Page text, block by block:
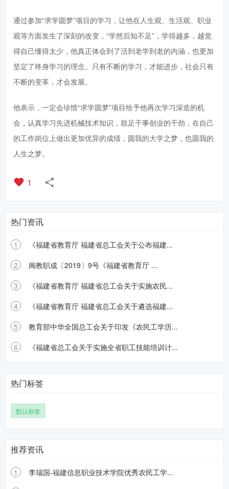
通过参加“求学圆梦”项目的学习，让他在人生观、生活观、职业
观等方面发生了深刻的改变，“学然后知不足”，学得越多，越觉
得自己懂得太少，他真正体会到了活到老学到老的内涵，也更加
坚定了终身学习的理念。只有不断的学习，才能进步，社会只有
不断的变革，才会发展。
他表示，一定会珍惜“求学圆梦”项目给予他再次学习深造的机
会，认真学习先进机械技术知识，鼓足干事创业的干劲，在自己
的工作岗位上做出更加优异的成绩，圆我的大学之梦，也圆我的
人生之梦。
1
热门资讯
1
《福建省教育厅 福建省总工会关于公布福建...
2
闽教职成〔2019〕9号《福建省教育厅 ...
3
《福建省教育厅 福建省总工会关于实施农民...
4
《福建省教育厅 福建省总工会关于遴选福建...
5
教育部中华全国总工会关于印发《农民工学历...
6
《福建省总工会关于实施全省职工技能培训计...
热门标签
默认标签
推荐资讯
1
李瑞国-福建信息职业技术学院优秀农民工学...